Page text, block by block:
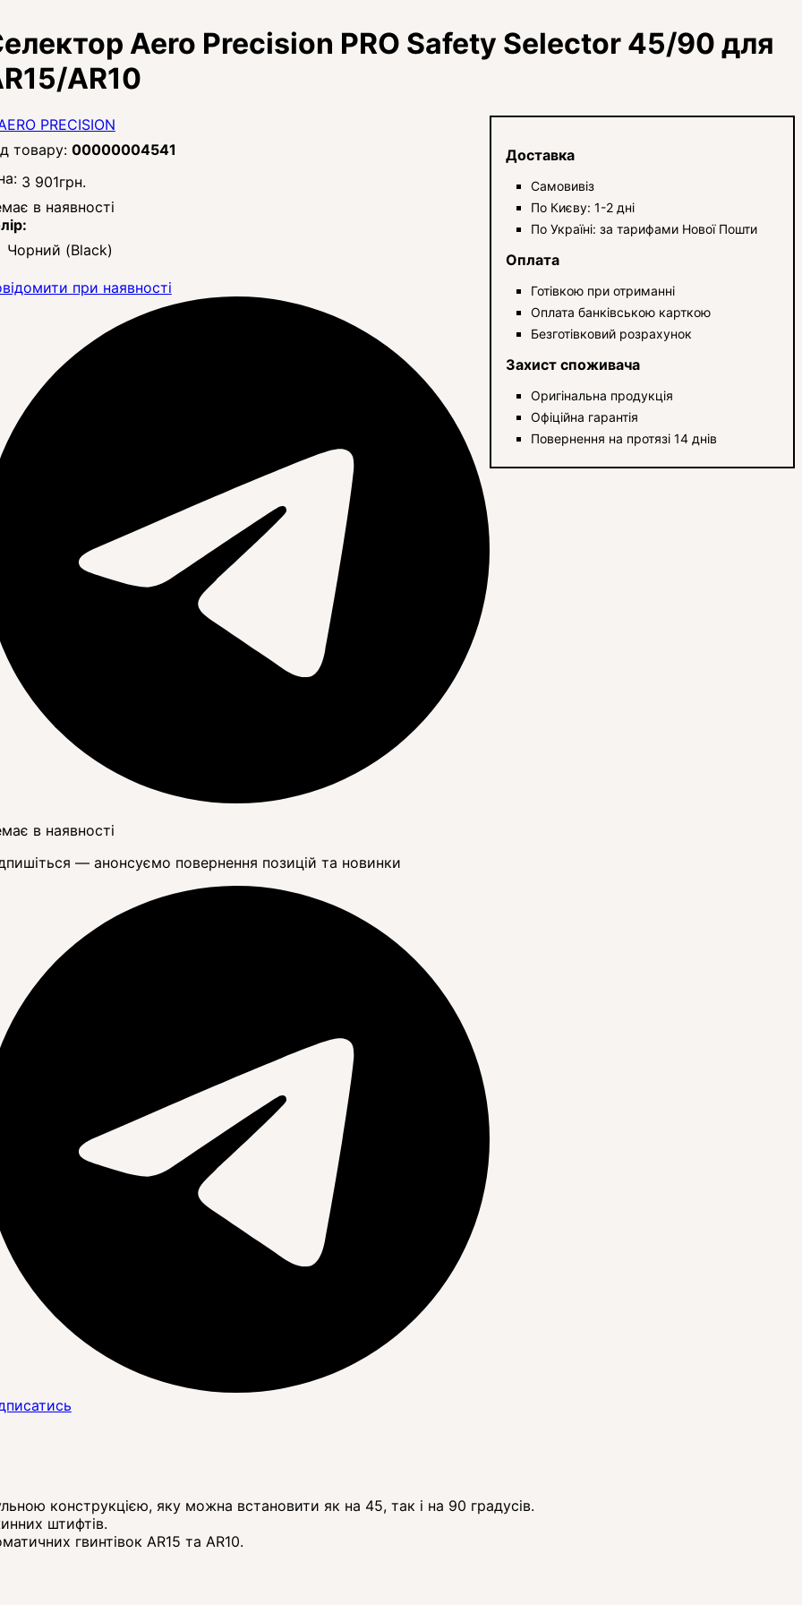
Aero Precision PRO Safety Selector 45/90 для
AR10
00000004541
3 901грн.
в наявності
Чорний (Black)
при наявності
в наявності
— анонсуємо повернення позицій та новинки
Доставка
Самовивіз
По Києву: 1-2 дні
По Україні: за тарифами Нової Пошти
Оплата
Готівкою при отриманні
Оплата банківською карткою
Безготівковий розрахунок
Захист споживача
Оригінальна продукція
Офіційна гарантія
Повернення на протязі 14 днів
конструкцією, яку можна встановити як на 45, так і на 90 градусів.
штифтів.
гвинтівок AR15 та AR10.